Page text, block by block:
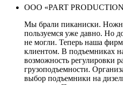
ООО «PART
Мы брали пиканиски.
пользуемся уже давно. Но
не могли. Теперь наша
клиентом. В подъемниках
возможность регулировки
грузоподъемности.
выбор подъемники на